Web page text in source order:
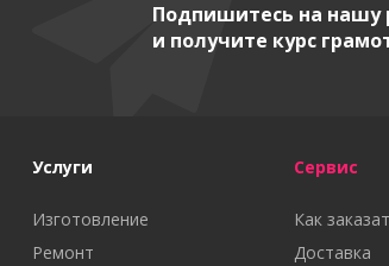
Подпишитесь на нашу
и получите курс
Услуги
Изготовление
Ремонт
Сервис
Как
Доставка